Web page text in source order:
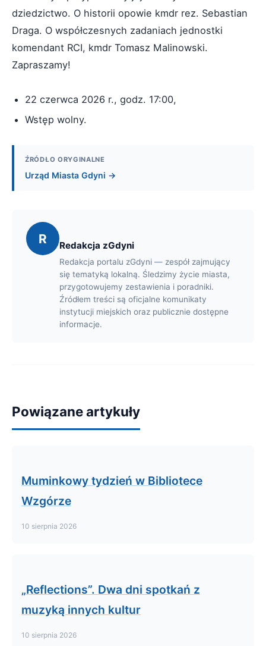
dziedzictwo. O historii opowie kmdr rez. Sebastian
Draga. O współczesnych zadaniach jednostki
komendant RCI, kmdr Tomasz Malinowski.
Zapraszamy!
22 czerwca 2026 r., godz. 17:00,
Wstęp wolny.
ŹRÓDŁO ORYGINALNE
Urząd Miasta Gdyni →
R Redakcja zGdyni
Redakcja portalu zGdyni — zespół zajmujący
się tematyką lokalną. Śledzimy życie miasta,
przygotowujemy zestawienia i poradniki.
Źródłem treści są oficjalne komunikaty
instytucji miejskich oraz publicznie dostępne
informacje.
Powiązane artykuły
Muminkowy tydzień w Bibliotece
Wzgórze
10 sierpnia 2026
„Reflections”. Dwa dni spotkań z
muzyką innych kultur
10 sierpnia 2026